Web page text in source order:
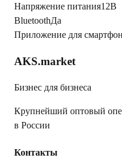
Напряжение питания12В
BluetoothДа
Приложение для
AKS.market
Бизнес для бизнеса
Крупнейший оптовый
в России
Контакты